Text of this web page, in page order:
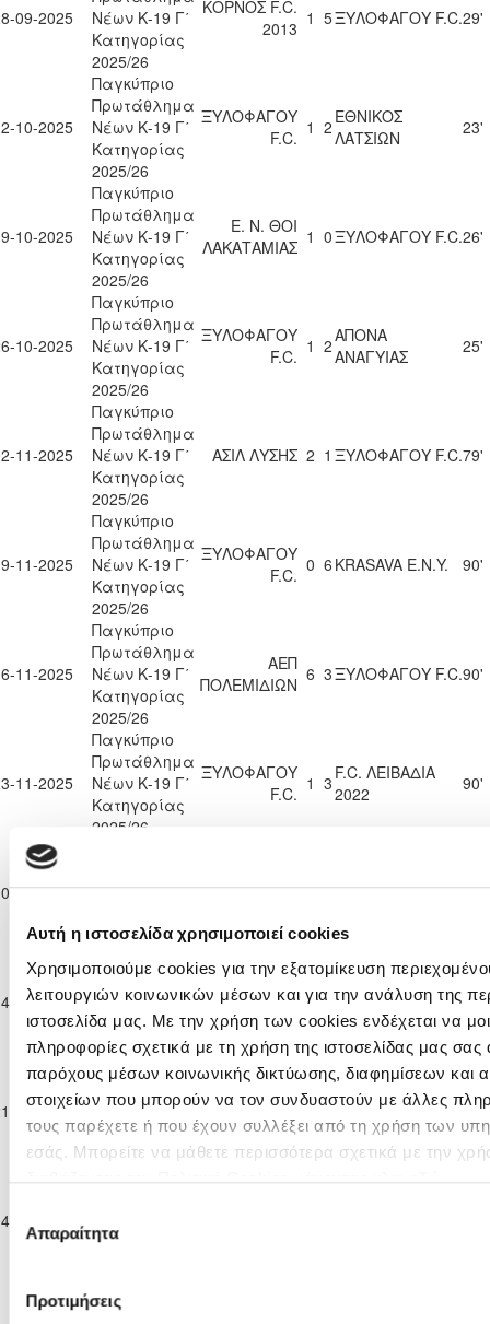
Αυτή η ιστοσελίδα χρησιμοποιεί cookies
Χρησιμοποιούμε cookies για την εξατομίκευση
λειτουργιών κοινωνικών μέσων και για την ανάλυση της
ιστοσελίδα μας. Με την χρήση των cookies ενδέχεται να
πληροφορίες σχετικά με τη χρήση της ιστοσελίδας μας
παρόχους μέσων κοινωνικής δικτύωσης, διαφημίσεων και
στοιχείων που μπορούν να τον συνδυαστούν με άλλες
τους παρέχετε ή που έχουν συλλέξει από τη χρήση των
εσάς. Μπορείτε να μάθετε περισσότερα σχετικά με την
συγκατάθεσης
Απαραίτητα
Προτιμήσεις
09-2025
Νέων Κ-19 Γ΄
Κατηγορίας
2025/26
ΚΟΡΝΟΣ F.C.
2013 1 5ΞΥΛΟΦΑΓΟΥ F.C.29'
10-2025
Παγκύπριο
Πρωτάθλημα
Νέων Κ-19 Γ΄
Κατηγορίας
2025/26
ΞΥΛΟΦΑΓΟΥ
F.C. 1 2 ΕΘΝΙΚΟΣ
ΛΑΤΣΙΩΝ
23'
10-2025
Παγκύπριο
Πρωτάθλημα
Νέων Κ-19 Γ΄
Κατηγορίας
2025/26
Ε. Ν. ΘΟΙ
ΛΑΚΑΤΑΜΙΑΣ 1 0ΞΥΛΟΦΑΓΟΥ F.C.26'
10-2025
Παγκύπριο
Πρωτάθλημα
Νέων Κ-19 Γ΄
Κατηγορίας
2025/26
ΞΥΛΟΦΑΓΟΥ
F.C. 1 2ΑΠΟΝΑ
ΑΝΑΓΥΙΑΣ
25'
11-2025
Παγκύπριο
Πρωτάθλημα
Νέων Κ-19 Γ΄
Κατηγορίας
2025/26
ΑΣΙΛ ΛΥΣΗΣ 2 1 ΞΥΛΟΦΑΓΟΥ F.C.79'
11-2025
Παγκύπριο
Πρωτάθλημα
Νέων Κ-19 Γ΄
Κατηγορίας
2025/26
ΞΥΛΟΦΑΓΟΥ
F.C. 0 6 KRASAVA Ε.Ν.Y. 90'
11-2025
Παγκύπριο
Πρωτάθλημα
Νέων Κ-19 Γ΄
Κατηγορίας
2025/26
ΑΕΠ
ΠΟΛΕΜΙΔΙΩΝ 6 3ΞΥΛΟΦΑΓΟΥ F.C.90'
11-2025
Παγκύπριο
Πρωτάθλημα
Νέων Κ-19 Γ΄
Κατηγορίας
2025/26
ΞΥΛΟΦΑΓΟΥ
F.C. 1 3 F.C. ΛΕΙΒΑΔΙΑ
2022
90'
11-2025
Νέων Κ-19 Γ΄
2025/26
ΑΠΕΑ 7 0ΞΥΛΟΦΑΓΟΥ F.C.90'
12-2025
Παγκύπριο
Πρωτάθλημα
Νέων Κ-19 Γ΄
Κατηγορίας
2025/26
ΞΥΛΟΦΑΓΟΥ
F.C.
3 0 Π.Ο. ΑΧΥΡΩΝΑΣ
ΟΝΗΣΙΛΟΣ
90'
12-2025
Παγκύπριο
Πρωτάθλημα
Νέων Κ-19 Γ΄
Κατηγορίας
2025/26
ΗΡΑΚΛΗΣ
ΓΕΡΟΛΑΚΚΟΥ 11 2ΞΥΛΟΦΑΓΟΥ F.C.90'
01-2026
Κατηγορίας
Πρωτάθλημα